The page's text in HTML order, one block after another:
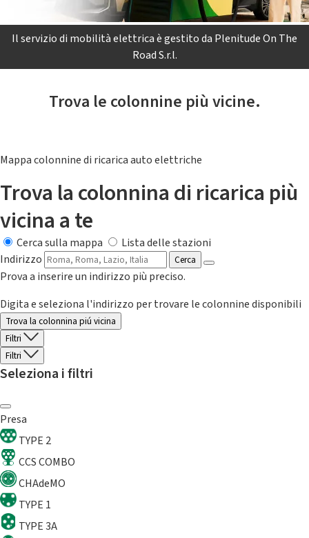
Il servizio di mobilità elettrica è gestito da Plenitude On The
Road S.r.l.
Trova le colonnine più vicine.
Mappa colonnine di ricarica auto elettriche
Trova la colonnina di ricarica più
vicina a te
Cerca sulla mappa
Lista delle stazioni
Indirizzo
Cerca
Prova a inserire un indirizzo più preciso.
Digita e seleziona l'indirizzo per trovare le colonnine disponibili
Trova la colonnina piú vicina
Filtri
Filtri
Seleziona i filtri
Presa
TYPE 2
CCS COMBO
CHAdeMO
TYPE 1
TYPE 3A